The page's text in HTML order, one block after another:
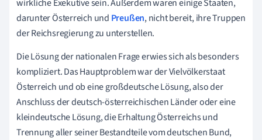
wirkliche Exekutive sein. Außerdem waren einige Staaten,
darunter Österreich und Preußen, nicht bereit, ihre Truppen
der Reichsregierung zu unterstellen.
Die Lösung der nationalen Frage erwies sich als besonders
kompliziert. Das Hauptproblem war der Vielvölkerstaat
Österreich und ob eine großdeutsche Lösung, also der
Anschluss der deutsch-österreichischen Länder oder eine
kleindeutsche Lösung, die Erhaltung Österreichs und
Trennung aller seiner Bestandteile vom deutschen Bund,